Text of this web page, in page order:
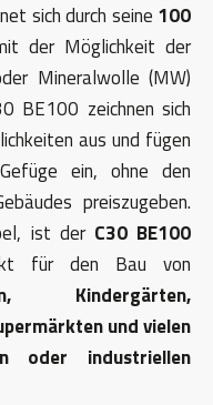
sich durch seine 100
der Möglichkeit der
Mineralwolle (MW)
BE100 zeichnen sich
aus und fügen
ein, ohne den
preiszugeben.
ist der C30 BE100
für den Bau von
Kindergärten,
und vielen
oder industriellen